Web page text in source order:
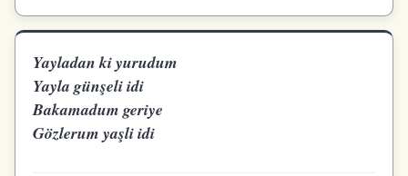
Yayladan ki yurudum
Yayla günşeli idi
Bakamadum geriye
Gözlerum yaşli idi